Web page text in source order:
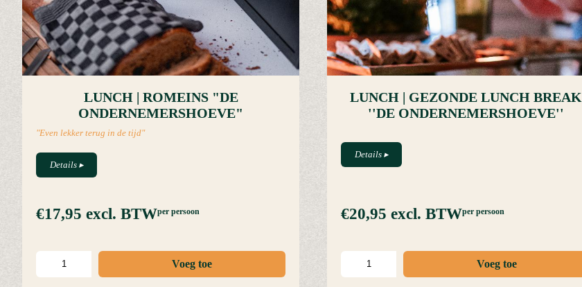
LUNCH | ROMEINS "DE
ONDERNEMERSHOEVE"
"Even lekker terug in de tijd"
Details ▸
€17,95 excl. BTWper persoon
Voeg toe
LUNCH | GEZONDE LUNCH BREAK
''DE ONDERNEMERSHOEVE''
Details ▸
€20,95 excl. BTWper persoon
Voeg toe